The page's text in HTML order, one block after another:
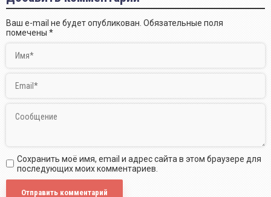
Ваш e-mail не будет опубликован. Обязательные поля
помечены *
Сохранить моё имя, email и адрес сайта в этом браузере для
последующих моих комментариев.